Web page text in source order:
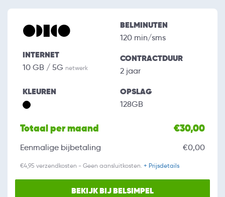
INTERNET
10 GB / 5G netwerk
BELMINUTEN
120 min/sms
CONTRACTDUUR
2 jaar
KLEUREN OPSLAG
128GB
Totaal per maand €30,00
Eenmalige bijbetaling €0,00
€4,95 verzendkosten - Geen aansluitkosten. + Prijsdetails
BEKIJK BIJ BELSIMPEL